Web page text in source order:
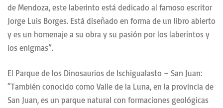
de Mendoza, este laberinto está dedicado al famoso escritor
Jorge Luis Borges. Está diseñado en forma de un libro abierto
y es un homenaje a su obra y su pasión por los laberintos y
los enigmas”.
El Parque de los Dinosaurios de Ischigualasto – San Juan:
“También conocido como Valle de la Luna, en la provincia de
San Juan, es un parque natural con formaciones geológicas